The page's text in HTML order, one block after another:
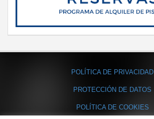
POLÍTICA DE PRIVACIDAD
PROTECCIÓN DE DATOS
POLÍTICA DE COOKIES